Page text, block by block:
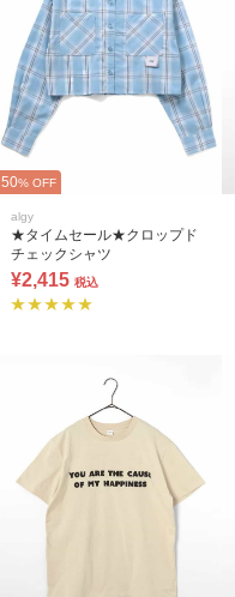
50% OFF
algy
★タイムセール★クロップド
チェックシャツ
¥2,415 税込